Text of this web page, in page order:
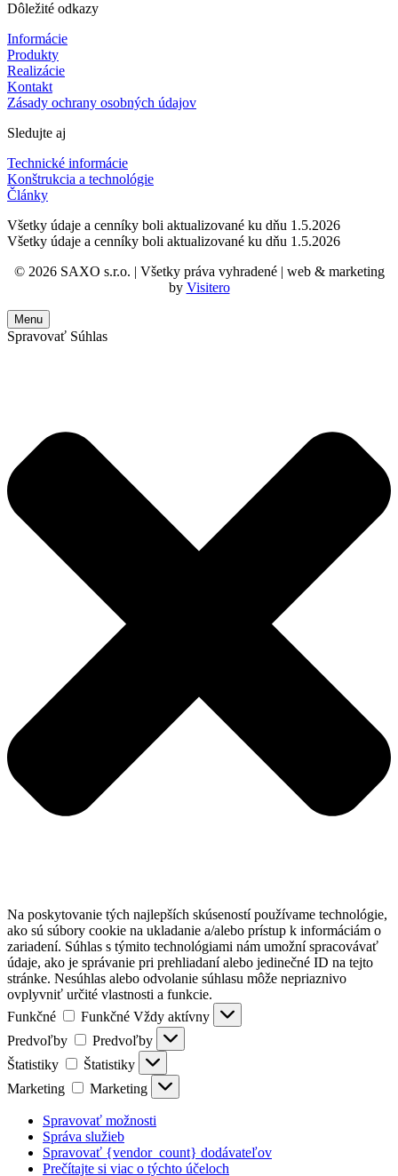
Dôležité odkazy
Informácie
Produkty
Realizácie
Kontakt
Zásady ochrany osobných údajov
Sledujte aj
Technické informácie
Konštrukcia a technológie
Články
Všetky údaje a cenníky boli aktualizované ku dňu 1.5.2026
Všetky údaje a cenníky boli aktualizované ku dňu 1.5.2026
© 2026SAXO s.r.o. | Všetky práva vyhradené | web & marketing
by Visitero
Menu
Spravovať Súhlas
Na poskytovanie tých najlepších skúseností používame technológie,
ako sú súbory cookie na ukladanie a/alebo prístup k informáciám o
zariadení. Súhlas s týmito technológiami nám umožní spracovávať
údaje, ako je správanie pri prehliadaní alebo jedinečné ID na tejto
stránke. Nesúhlas alebo odvolanie súhlasu môže nepriaznivo
ovplyvniť určité vlastnosti a funkcie.
Funkčné
Funkčné Vždy aktívny
Predvoľby
Predvoľby
Štatistiky
Štatistiky
Marketing
Marketing
Spravovať možnosti
Správa služieb
Spravovať {vendor_count} dodávateľov
Prečítajte si viac o týchto účeloch